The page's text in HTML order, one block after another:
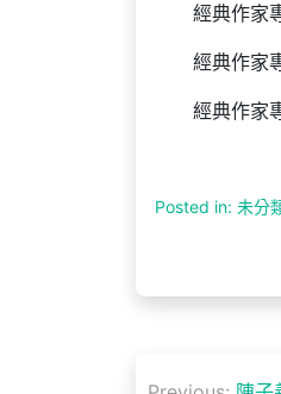
經典作
經典作
經典作
Posted in: 未分
文